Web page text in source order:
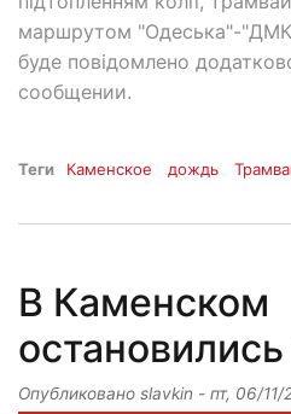
маршрутом "Одеська"-
буде повідомлено
сообщении.
Теги Каменское дождь
В Каменском
Опубликовано slavkin - пт, 06/11/